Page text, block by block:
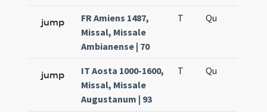
jump
FR Amiens 1487,
Missal, Missale
Ambianense | 70
T Qu
jump
IT Aosta 1000-1600,
Missal, Missale
Augustanum | 93
T Qu